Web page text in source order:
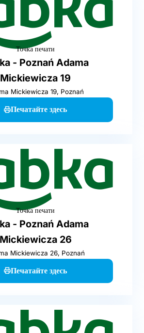
Точка печати
- Poznań Adama
Mickiewicza 19
Mickiewicza 19, Poznań
Печатайте здесь
Точка печати
- Poznań Adama
Mickiewicza 26
Mickiewicza 26, Poznań
Печатайте здесь